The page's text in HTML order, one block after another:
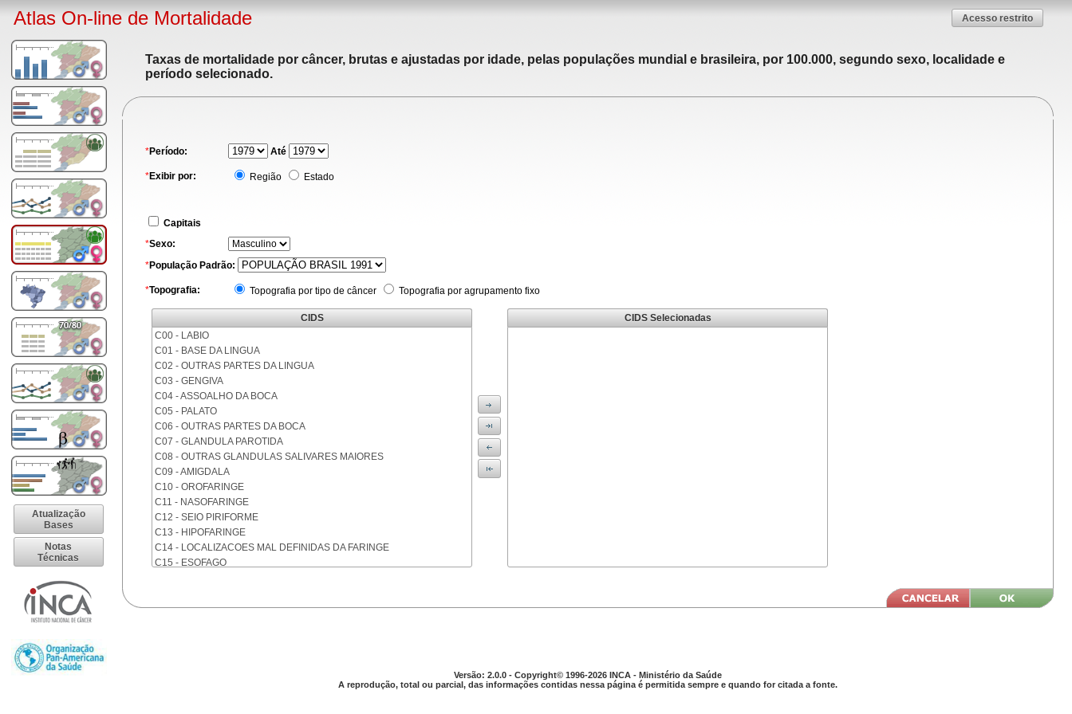
Atlas On-line de Mortalidade Acesso restrito
Atualização
Bases
Notas
Técnicas
Taxas de mortalidade por câncer, brutas e ajustadas por idade, pelas populações mundial e brasileira, por 100.000, segundo sexo, localidade e
período selecionado.
*Período: Até
*Exibir por: Região Estado
Capitais
*Sexo:
*População Padrão:
*Topografia: Topografia por tipo de câncer Topografia por agrupamento fixo
CIDS
C00 - LABIO
C01 - BASE DA LINGUA
C02 - OUTRAS PARTES DA LINGUA
C03 - GENGIVA
C04 - ASSOALHO DA BOCA
C05 - PALATO
C06 - OUTRAS PARTES DA BOCA
C07 - GLANDULA PAROTIDA
C08 - OUTRAS GLANDULAS SALIVARES MAIORES
C09 - AMIGDALA
C10 - OROFARINGE
C11 - NASOFARINGE
C12 - SEIO PIRIFORME
C13 - HIPOFARINGE
C14 - LOCALIZACOES MAL DEFINIDAS DA FARINGE
C15 - ESOFAGO
C18 - COLON
CIDS Selecionadas
Versão: 2.0.0 - Copyright© 1996-2026 INCA - Ministério da Saúde
A reprodução, total ou parcial, das informações contidas nessa página é permitida sempre e quando for citada a fonte.